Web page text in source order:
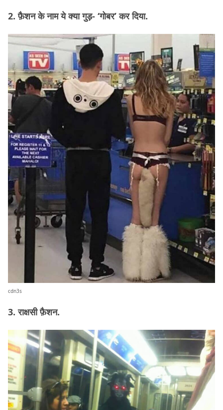
2. फ़ैशन के नाम ये क्या गुड़- ‘गोबर’ कर दिया.
cdn3s
3. राक्षसी फ़ैशन.